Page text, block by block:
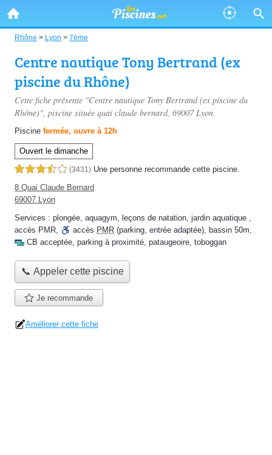
Rhône > Lyon > 7ème
Centre nautique Tony Bertrand (ex
piscine du Rhône)
Cette fiche présente "Centre nautique Tony Bertrand (ex piscine du
Rhône)", piscine située quai claude bernard, 69007 Lyon.
Piscine fermée, ouvre à 12h
Ouvert le dimanche
3,5 étoiles sur 5 (3431) Une personne recommande cette piscine.
8 Quai Claude Bernard
69007 Lyon
Services : plongée, aquagym, leçons de natation, jardin aquatique ,
accès PMR, accès PMR (parking, entrée adaptée), bassin 50m,
CB acceptée, parking à proximité, pataugeoire, toboggan
📞 Appeler cette piscine
Je recommande
Améliorer cette fiche